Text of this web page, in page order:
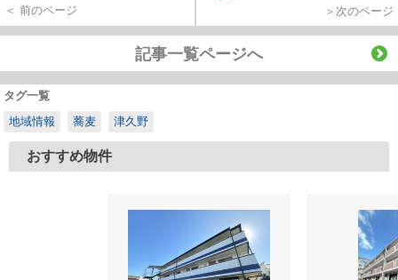
＜ 前のページ ＞次のページ
記事一覧ページへ
タグ一覧
地域情報
蕎麦 津久野
おすすめ物件